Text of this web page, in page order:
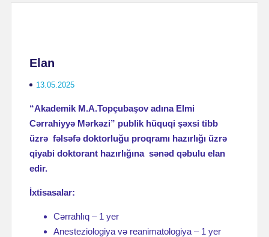
Elan
13.05.2025
“Akademik M.A.Topçubaşov adına Elmi
Cərrahiyyə Mərkəzi” publik hüquqi şəxsi tibb
üzrə fəlsəfə doktorluğu proqramı hazırlığı üzrə
qiyabi doktorant hazırlığına sənəd qəbulu elan
edir.
İxtisasalar:
Cərrahlıq – 1 yer
Anesteziologiya və reanimatologiya – 1 yer